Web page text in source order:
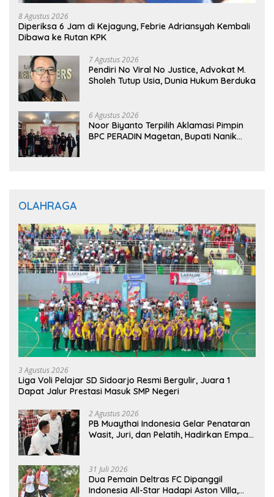
8 Agustus 2026
Diperiksa 6 Jam di Kejagung, Febrie Adriansyah Kembali
Dibawa ke Rutan KPK
7 Agustus 2026
Pendiri No Viral No Justice, Advokat M.
Sholeh Tutup Usia, Dunia Hukum Berduka
6 Agustus 2026
Noor Biyanto Terpilih Aklamasi Pimpin
BPC PERADIN Magetan, Bupati Nanik
OLAHRAGA
3 Agustus 2026
Liga Voli Pelajar SD Sidoarjo Resmi Bergulir, Juara 1
Dapat Jalur Prestasi Masuk SMP Negeri
2 Agustus 2026
PB Muaythai Indonesia Gelar Penataran
Wasit, Juri, dan Pelatih, Hadirkan Empat
31 Juli 2026
Dua Pemain Deltras FC Dipanggil
Indonesia All-Star Hadapi Aston Villa,